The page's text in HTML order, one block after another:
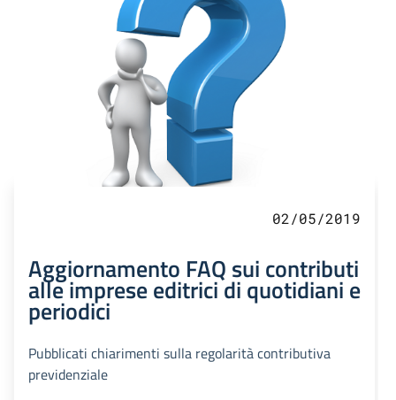
02/05/2019
Aggiornamento FAQ sui contributi
alle imprese editrici di quotidiani e
periodici
Pubblicati chiarimenti sulla regolarità contributiva
previdenziale